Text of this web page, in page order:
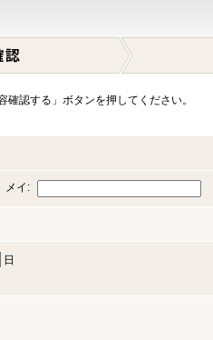
認する」ボタンを押してください。
メイ:
日